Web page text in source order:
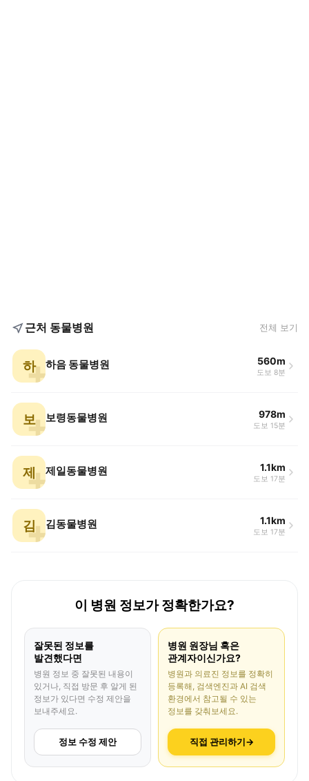
근처 동물병원 전체 보기
하 하음 동물병원 560m
도보 8분
보 보령동물병원 978m
도보 15분
제 제일동물병원 1.1km
도보 17분
김 김동물병원 1.1km
도보 17분
이 병원 정보가 정확한가요?
잘못된 정보를
발견했다면
병원 정보 중 잘못된 내용이
있거나, 직접 방문 후 알게 된
정보가 있다면 수정 제안을
보내주세요.
정보 수정 제안
병원 원장님 혹은
관계자이신가요?
병원과 의료진 정보를 정확히
등록해, 검색엔진과 AI 검색
환경에서 참고될 수 있는
정보를 갖춰보세요.
직접 관리하기→